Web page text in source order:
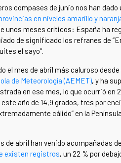
compases de junio nos han
en niveles amarillo y
unos meses críticos: España ha
de significado los refranes de
el sayo”.
el mes de abril más caluroso
de Meteorología (AEMET), y ha
en ese mes, lo que ocurrió en
año de 14,9 grados, tres por
cálido” en la
de abril han venido acompañadas
existen registros, un 22 % por